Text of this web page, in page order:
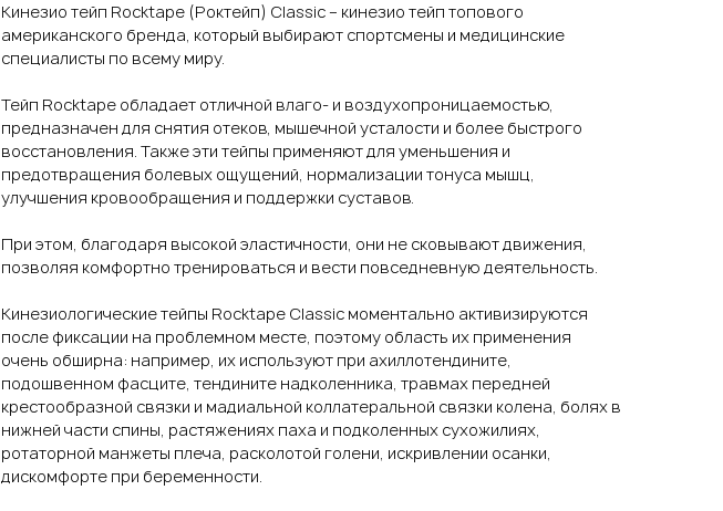
Кинезио тейп Rocktape (Роктейп) Classic – кинезио тейп топового
американского бренда, который выбирают спортсмены и медицинские
специалисты по всему миру.
Тейп Rocktape обладает отличной влаго- и воздухопроницаемостью,
предназначен для снятия отеков, мышечной усталости и более быстрого
восстановления. Также эти тейпы применяют для уменьшения и
предотвращения болевых ощущений, нормализации тонуса мышц,
улучшения кровообращения и поддержки суставов.
При этом, благодаря высокой эластичности, они не сковывают движения,
позволяя комфортно тренироваться и вести повседневную деятельность.
Кинезиологические тейпы Rocktape Classic моментально активизируются
после фиксации на проблемном месте, поэтому область их применения
очень обширна: например, их используют при ахиллотендините,
подошвенном фасците, тендините надколенника, травмах передней
крестообразной связки и мадиальной коллатеральной связки колена, болях в
нижней части спины, растяжениях паха и подколенных сухожилиях,
ротаторной манжеты плеча, расколотой голени, искривлении осанки,
дискомфорте при беременности.